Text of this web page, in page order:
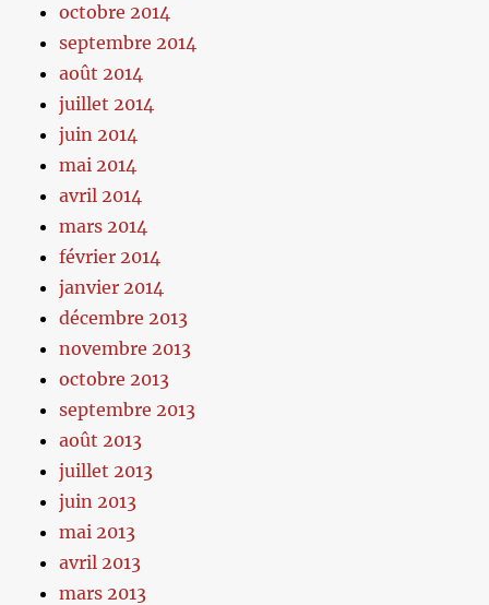
octobre 2014
septembre 2014
août 2014
juillet 2014
juin 2014
mai 2014
avril 2014
mars 2014
février 2014
janvier 2014
décembre 2013
novembre 2013
octobre 2013
septembre 2013
août 2013
juillet 2013
juin 2013
mai 2013
avril 2013
mars 2013